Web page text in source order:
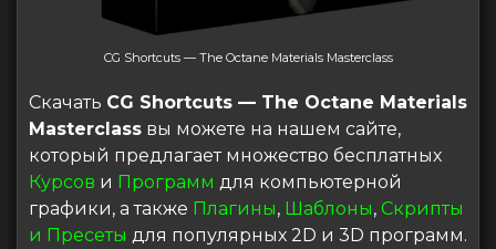
CG Shortcuts — The Octane Materials Masterclass
Скачать CG Shortcuts — The Octane Materials
Masterclass вы можете на нашем сайте,
который предлагает множество бесплатных
Курсов и Программ для компьютерной
графики, а также Плагины, Шаблоны, Скрипты
и Пресеты для популярных 2D и 3D программ.